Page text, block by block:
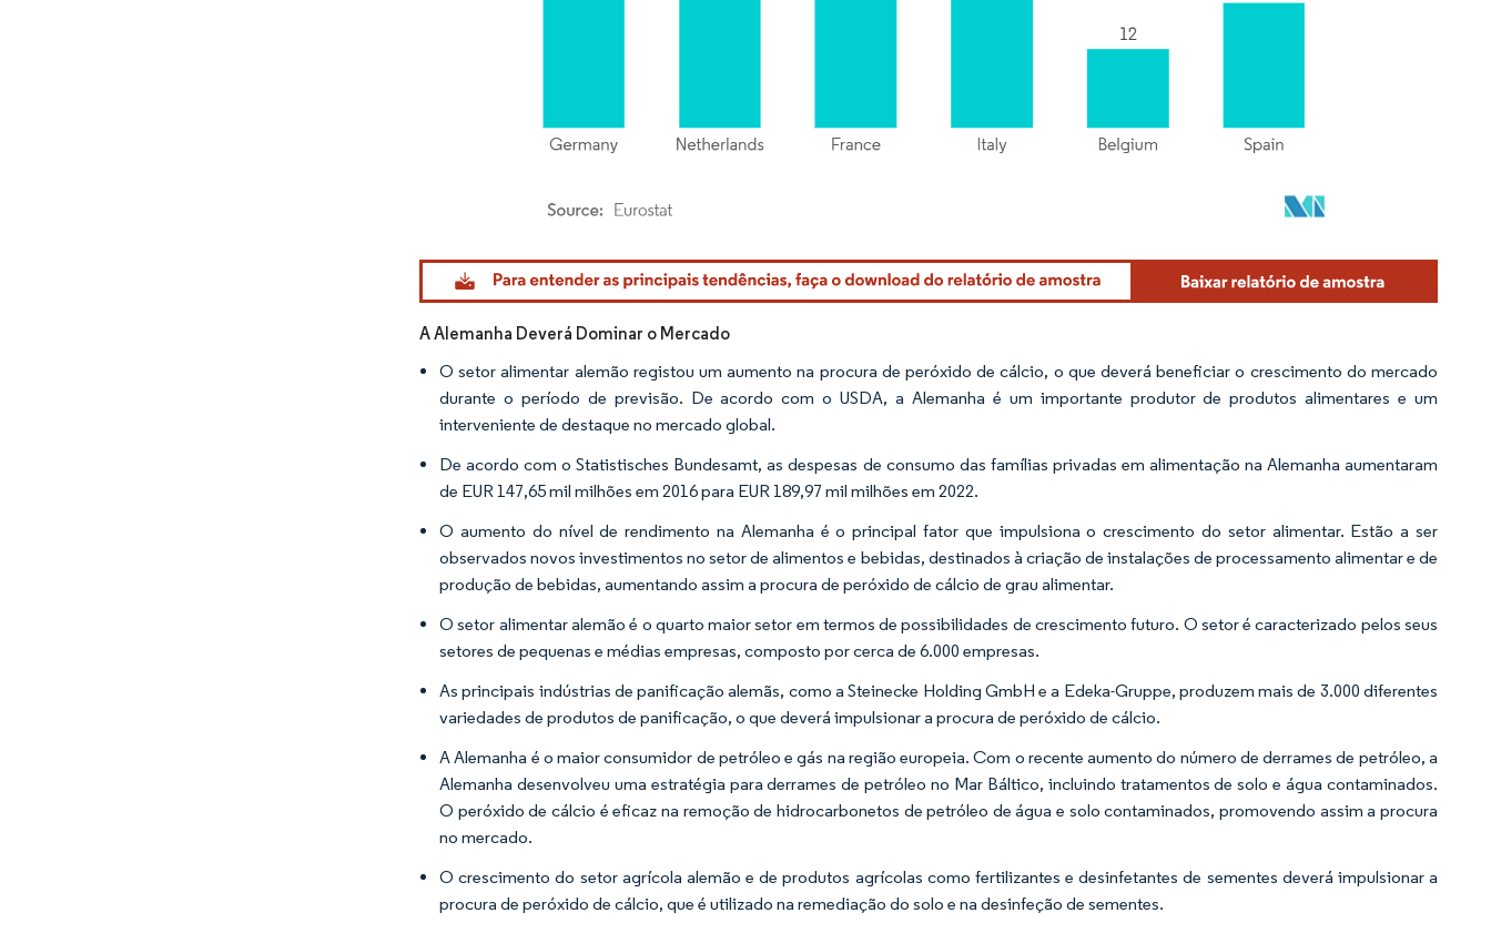
Imagem © Mordor Intelligence. O reuso requer atribuição conforme CC BY 4.0.
A Alemanha Deverá Dominar o Mercado
O setor alimentar alemão registou um aumento na procura de peróxido de cálcio, o que deverá beneficiar o crescimento do mercado
durante o período de previsão. De acordo com o USDA, a Alemanha é um importante produtor de produtos alimentares e um
interveniente de destaque no mercado global.
De acordo com o Statistisches Bundesamt, as despesas de consumo das famílias privadas em alimentação na Alemanha aumentaram
de EUR 147,65 mil milhões em 2016 para EUR 189,97 mil milhões em 2022.
O aumento do nível de rendimento na Alemanha é o principal fator que impulsiona o crescimento do setor alimentar. Estão a ser
observados novos investimentos no setor de alimentos e bebidas, destinados à criação de instalações de processamento alimentar e de
produção de bebidas, aumentando assim a procura de peróxido de cálcio de grau alimentar.
O setor alimentar alemão é o quarto maior setor em termos de possibilidades de crescimento futuro. O setor é caracterizado pelos seus
setores de pequenas e médias empresas, composto por cerca de 6.000 empresas.
As principais indústrias de panificação alemãs, como a Steinecke Holding GmbH e a Edeka-Gruppe, produzem mais de 3.000 diferentes
variedades de produtos de panificação, o que deverá impulsionar a procura de peróxido de cálcio.
A Alemanha é o maior consumidor de petróleo e gás na região europeia. Com o recente aumento do número de derrames de petróleo, a
Alemanha desenvolveu uma estratégia para derrames de petróleo no Mar Báltico, incluindo tratamentos de solo e água contaminados.
O peróxido de cálcio é eficaz na remoção de hidrocarbonetos de petróleo de água e solo contaminados, promovendo assim a procura
no mercado.
O crescimento do setor agrícola alemão e de produtos agrícolas como fertilizantes e desinfetantes de sementes deverá impulsionar a
procura de peróxido de cálcio, que é utilizado na remediação do solo e na desinfeção de sementes.